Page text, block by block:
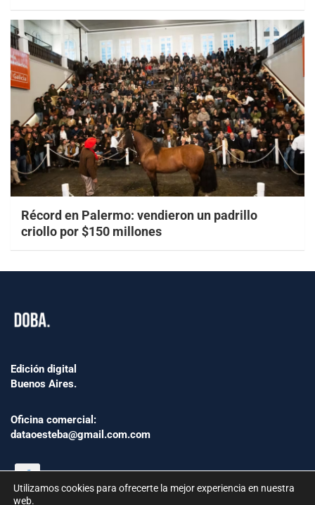
Récord en Palermo: vendieron un padrillo
criollo por $150 millones
Edición digital
Buenos Aires.
Oficina comercial:
dataoesteba@gmail.com.com
Utilizamos cookies para ofrecerte la mejor experiencia en nuestra
web.